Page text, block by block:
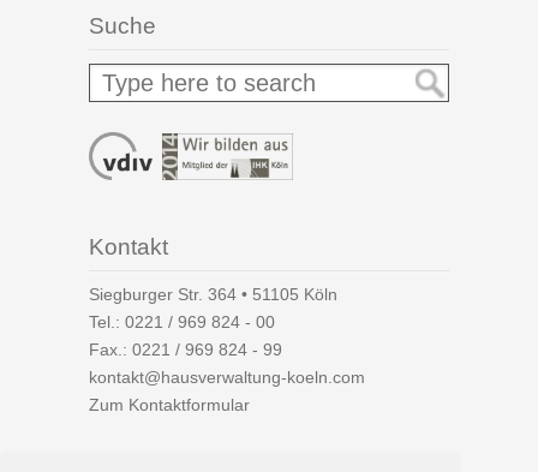
Suche
Kontakt
Siegburger Str. 364 • 51105 Köln
Tel.: 0221 / 969 824 - 00
Fax.: 0221 / 969 824 - 99
kontakt@hausverwaltung-koeln.com
Zum Kontaktformular